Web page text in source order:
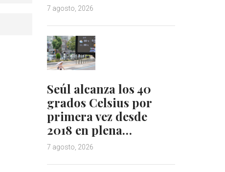
7 agosto, 2026
Seúl alcanza los 40
grados Celsius por
primera vez desde
2018 en plena…
7 agosto, 2026